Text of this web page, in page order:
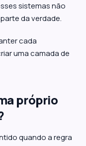
sistemas não
da verdade.
cada
uma camada de
próprio
quando a regra